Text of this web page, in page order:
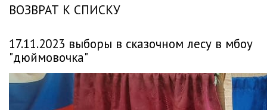
ВОЗВРАТ К СПИСКУ
17.11.2023 выборы в сказочном лесу в мбоу
"дюймовочка"